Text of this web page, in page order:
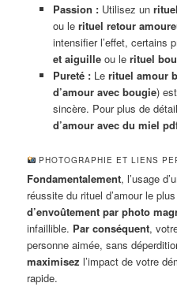
Passion :Utilisez un
ou le rituel retour
intensifier l’effet, certains
et aiguilleou le rituel
Pureté :Le rituel amour
d’amour avec bougie)
sincère. Pour plus de
d’amour avec du miel
PHOTOGRAPHIE ET LIENS
Fondamentalement, l’usage
réussite du rituel d’amour le
d’envoûtement par photo
infaillible. Par conséquent,
personne aimée, sans
maximisez l’impact de votre
rapide.